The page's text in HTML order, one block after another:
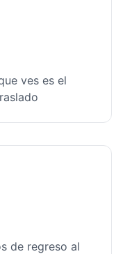
ves es el
de regreso al